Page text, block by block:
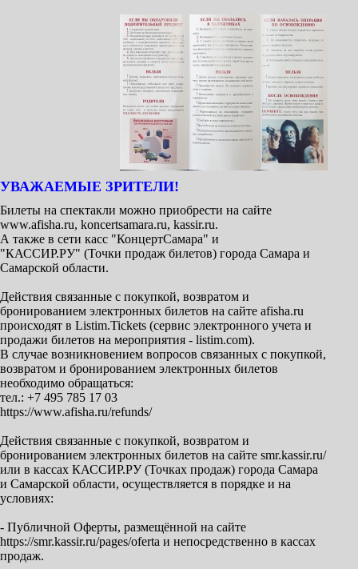
УВАЖАЕМЫЕ ЗРИТЕЛИ!
Билеты на спектакли можно приобрести на сайте
www.afisha.ru, koncertsamara.ru, kassir.ru.
А также в сети касс "КонцертСамара" и
"КАССИР.РУ" (Точки продаж билетов) города Самара и
Самарской области.
Действия связанные с покупкой, возвратом и
бронированием электронных билетов на сайте afisha.ru
происходят в Listim.Tickets (сервис электронного учета и
продажи билетов на мероприятия - listim.com).
В случае возникновением вопросов связанных с покупкой,
возвратом и бронированием электронных билетов
необходимо обращаться:
тел.: +7 495 785 17 03
https://www.afisha.ru/refunds/
Действия связанные с покупкой, возвратом и
бронированием электронных билетов на сайте smr.kassir.ru/
или в кассах КАССИР.РУ (Точках продаж) города Самара
и Самарской области, осуществляется в порядке и на
условиях:
- Публичной Оферты, размещённой на сайте
https://smr.kassir.ru/pages/oferta и непосредственно в кассах
продаж.